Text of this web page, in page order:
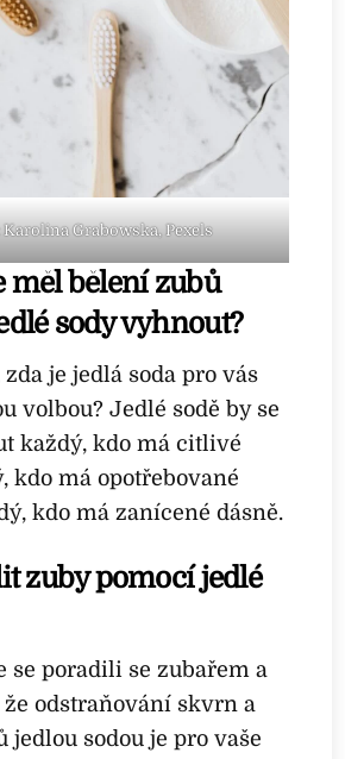
Karolina Grabowska, Pexels
měl bělení zubů
sody vyhnout?
je jedlá soda pro vás
volbou? Jedlé sodě by se
každý, kdo má citlivé
kdo má opotřebované
kdo má zanícené dásně.
zuby pomocí jedlé
se poradili se zubařem a
odstraňování skvrn a
jedlou sodou je pro vaše